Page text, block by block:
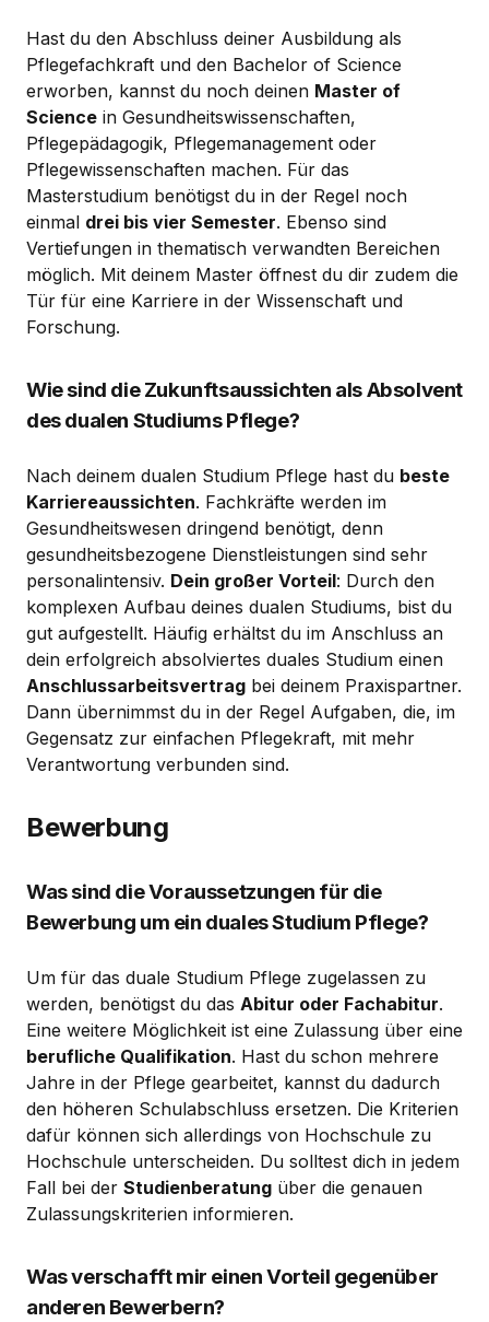
Hast du den Abschluss deiner Ausbildung als
Pflegefachkraft und den Bachelor of Science
erworben, kannst du noch deinen Master of
Science in Gesundheitswissenschaften,
Pflegepädagogik, Pflegemanagement oder
Pflegewissenschaften machen. Für das
Masterstudium benötigst du in der Regel noch
einmal drei bis vier Semester. Ebenso sind
Vertiefungen in thematisch verwandten Bereichen
möglich. Mit deinem Master öffnest du dir zudem die
Tür für eine Karriere in der Wissenschaft und
Forschung.
Wie sind die Zukunftsaussichten als Absolvent
des dualen Studiums Pflege?
Nach deinem dualen Studium Pflege hast du beste
Karriereaussichten. Fachkräfte werden im
Gesundheitswesen dringend benötigt, denn
gesundheitsbezogene Dienstleistungen sind sehr
personalintensiv. Dein großer Vorteil: Durch den
komplexen Aufbau deines dualen Studiums, bist du
gut aufgestellt. Häufig erhältst du im Anschluss an
dein erfolgreich absolviertes duales Studium einen
Anschlussarbeitsvertrag bei deinem Praxispartner.
Dann übernimmst du in der Regel Aufgaben, die, im
Gegensatz zur einfachen Pflegekraft, mit mehr
Verantwortung verbunden sind.
Bewerbung
Was sind die Voraussetzungen für die
Bewerbung um ein duales Studium Pflege?
Um für das duale Studium Pflege zugelassen zu
werden, benötigst du das Abitur oder Fachabitur.
Eine weitere Möglichkeit ist eine Zulassung über eine
berufliche Qualifikation. Hast du schon mehrere
Jahre in der Pflege gearbeitet, kannst du dadurch
den höheren Schulabschluss ersetzen. Die Kriterien
dafür können sich allerdings von Hochschule zu
Hochschule unterscheiden. Du solltest dich in jedem
Fall bei der Studienberatung über die genauen
Zulassungskriterien informieren.
Was verschafft mir einen Vorteil gegenüber
anderen Bewerbern?